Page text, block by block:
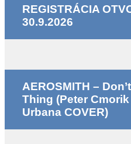
REGISTRÁCIA
30.9.2026
AEROSMITH –
Thing (Peter
Urbana COVER)